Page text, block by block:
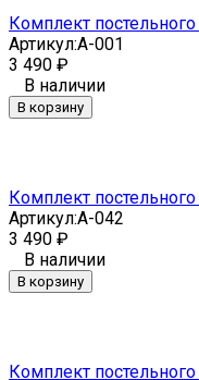
Комплект
Артикул:A-001
3 490 ₽
В наличии
В корзину
Комплект
Артикул:A-042
3 490 ₽
В наличии
В корзину
Комплект